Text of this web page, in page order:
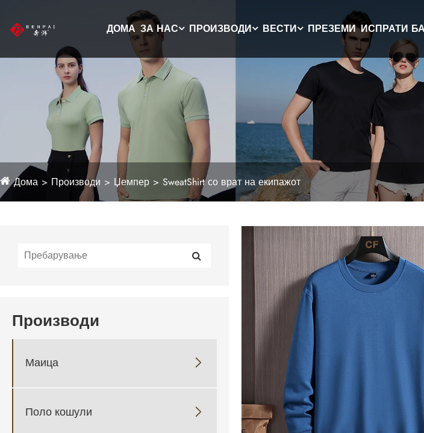
ДОМА ЗА НАС ПРОИЗВОДИ ВЕСТИ ПРЕЗЕМИ ИСПРАТИ
Дома Производи Џемпер SweatShirt со врат на екипажот
Производи
Маица 
Поло кошули 